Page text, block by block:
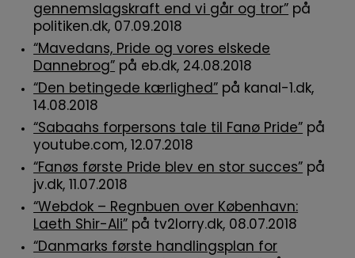
gennemslagskraft end vi går og tror” på
politiken.dk, 07.09.2018
“Mavedans, Pride og vores elskede
Dannebrog” på eb.dk, 24.08.2018
“Den betingede kærlighed” på kanal-1.dk,
14.08.2018
“Sabaahs forpersons tale til Fanø Pride” på
youtube.com, 12.07.2018
“Fanøs første Pride blev en stor succes” på
jv.dk, 11.07.2018
“Webdok – Regnbuen over København:
Laeth Shir-Ali” på tv2lorry.dk, 08.07.2018
“Danmarks første handlingsplan for